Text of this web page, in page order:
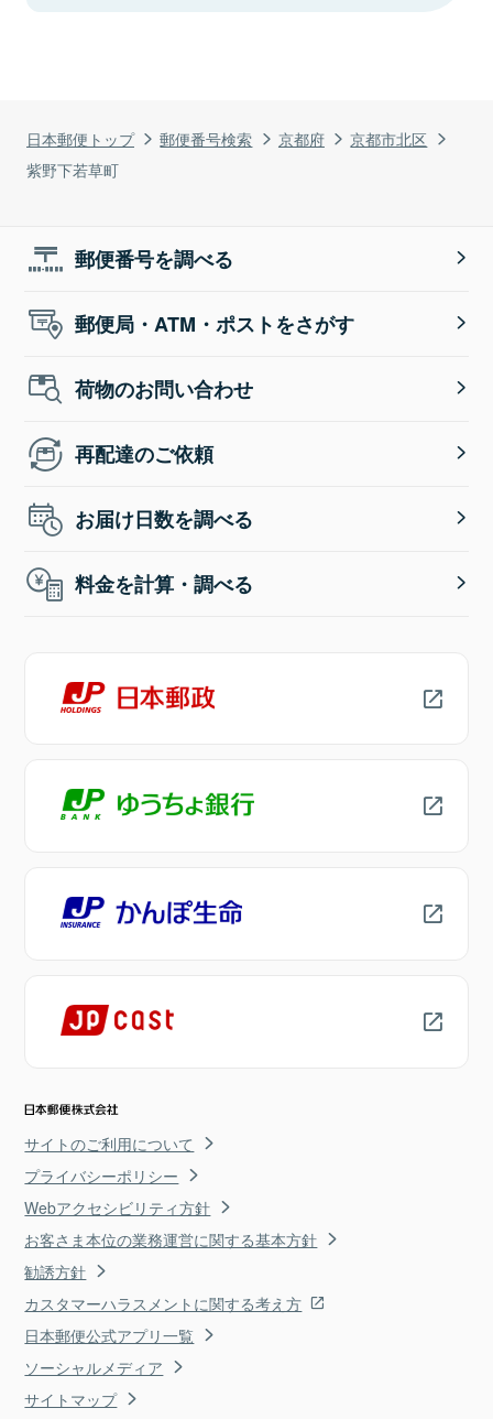
日本郵便トップ 郵便番号検索 京都府
京都市北区
紫野下若草町
郵便番号を調べる
郵便局・ATM・ポストをさがす
荷物のお問い合わせ
再配達のご依頼
お届け日数を調べる
料金を計算・調べる
サイトのご利用について
プライバシーポリシー
Webアクセシビリティ方針
お客さま本位の業務運営に関する基本方針
勧誘方針
カスタマーハラスメントに関する考え方
日本郵便公式アプリ一覧
ソーシャルメディア
サイトマップ